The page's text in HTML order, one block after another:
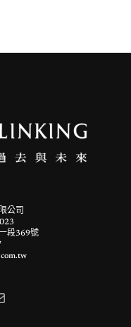
公司
段369號